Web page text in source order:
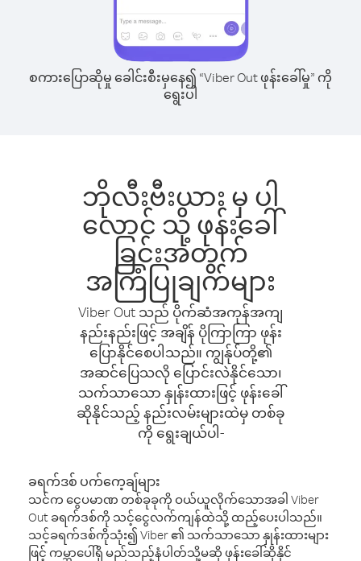
စကားပြောဆိုမှု ခေါင်းစီးမှနေ၍ “Viber Out ဖုန်းခေါ်မှု” ကို
ရွေးပါ
ဘိုလီးဗီးယား မှ ပါ
လောင် သို့ ဖုန်းခေါ်
ခြင်းအတွက်
အကြံပြုချက်များ
Viber Out သည် ပိုက်ဆံအကုန်အကျ
နည်းနည်းဖြင့် အချိန် ပိုကြာကြာ ဖုန်း
ပြောနိုင်စေပါသည်။ ကျွန်ုပ်တို့၏
အဆင်ပြေသလို ပြောင်းလဲနိုင်သော၊
သက်သာသော နှုန်းထားဖြင့် ဖုန်းခေါ်
ဆိုနိုင်သည့် နည်းလမ်းများထဲမှ တစ်ခု
ကို ရွေးချယ်ပါ-
ခရက်ဒစ် ပက်ကေ့ချ်များ
သင်က ငွေပမာဏ တစ်ခုခုကို ဝယ်ယူလိုက်သောအခါ Viber
Out ခရက်ဒစ်ကို သင့်ငွေလက်ကျန်ထဲသို့ ထည့်ပေးပါသည်။
သင့်ခရက်ဒစ်ကိုသုံး၍ Viber ၏ သက်သာသော နှုန်းထားများ
ဖြင့် ကမ္ဘာပေါ်ရှိ မည်သည့်နံပါတ်သို့မဆို ဖုန်းခေါ်ဆိုနိုင်